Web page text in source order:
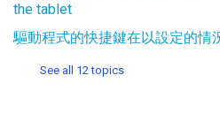
the tablet
驅動程式的快捷鍵在以設定的情
See all 12 topics